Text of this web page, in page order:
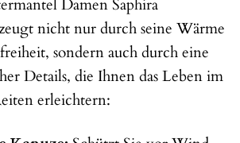
Damen Saphira
nicht nur durch seine Wärme
sondern auch durch eine
Details, die Ihnen das Leben im
erleichtern: